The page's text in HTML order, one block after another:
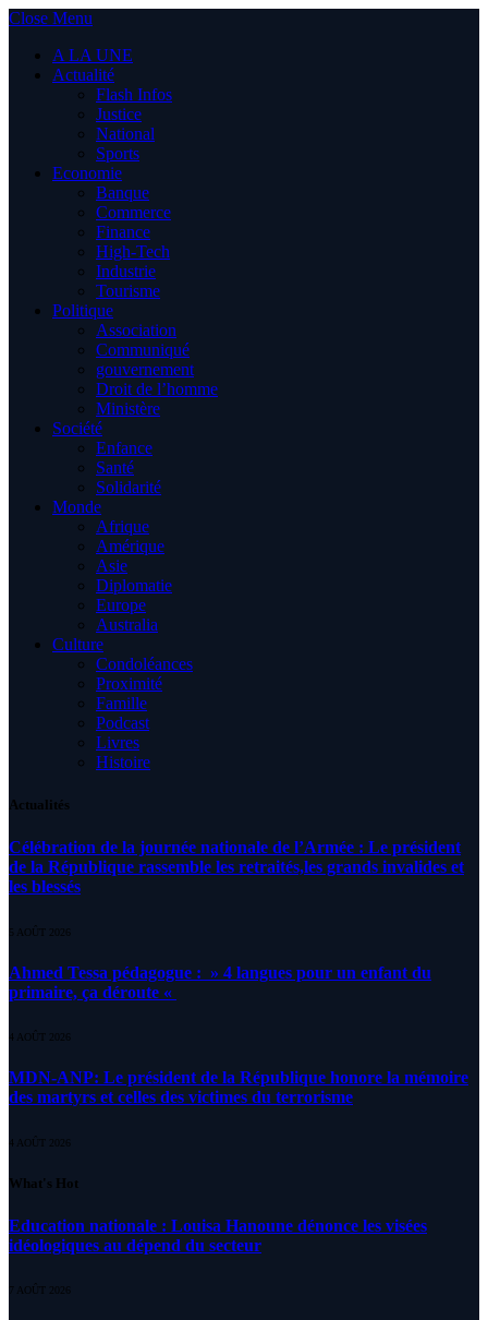
Close Menu
A LA UNE
Actualité
Flash Infos
Justice
National
Sports
Economie
Banque
Commerce
Finance
High-Tech
Industrie
Tourisme
Politique
Association
Communiqué
gouvernement
Droit de l’homme
Ministère
Société
Enfance
Santé
Solidarité
Monde
Afrique
Amérique
Asie
Diplomatie
Europe
Australia
Culture
Condoléances
Proximité
Famille
Podcast
Livres
Histoire
Actualités
Célébration de la journée nationale de l’Armée : Le président
de la République rassemble les retraités,les grands invalides et
les blessés
5 AOÛT 2026
Ahmed Tessa pédagogue : » 4 langues pour un enfant du
primaire, ça déroute «
4 AOÛT 2026
MDN-ANP: Le président de la République honore la mémoire
des martyrs et celles des victimes du terrorisme
4 AOÛT 2026
What's Hot
Education nationale : Louisa Hanoune dénonce les visées
idéologiques au dépend du secteur
7 AOÛT 2026